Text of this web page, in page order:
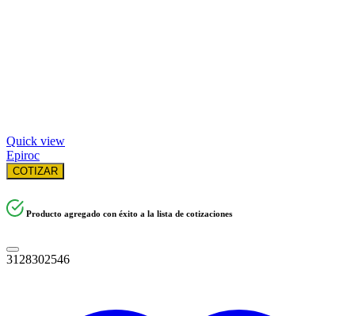
Quick view
Epiroc
COTIZAR
Producto agregado con éxito a la lista de cotizaciones
3128302546